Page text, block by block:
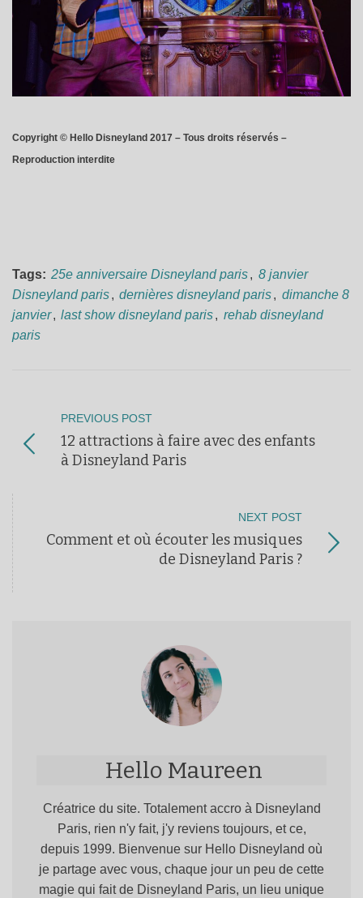
Copyright © Hello Disneyland 2017 – Tous droits réservés –
Reproduction interdite
Tags: 25e anniversaire Disneyland paris, 8 janvier
Disneyland paris, dernières disneyland paris, dimanche 8
janvier, last show disneyland paris, rehab disneyland
paris
PREVIOUS POST
12 attractions à faire avec des enfants
à Disneyland Paris
NEXT POST
Comment et où écouter les musiques
de Disneyland Paris ?
Hello Maureen
Créatrice du site. Totalement accro à Disneyland
Paris, rien n'y fait, j'y reviens toujours, et ce,
depuis 1999. Bienvenue sur Hello Disneyland où
je partage avec vous, chaque jour un peu de cette
magie qui fait de Disneyland Paris, un lieu unique